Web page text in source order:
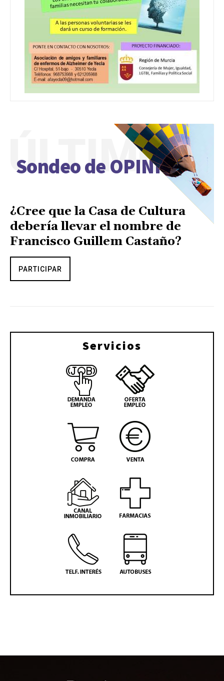
Sondeo de OPINIÓN
ÚLTIMO
¿Cree que la Casa de Cultura
debería llevar el nombre de
Francisco Guillem Castaño?
PARTICIPAR
Servicios